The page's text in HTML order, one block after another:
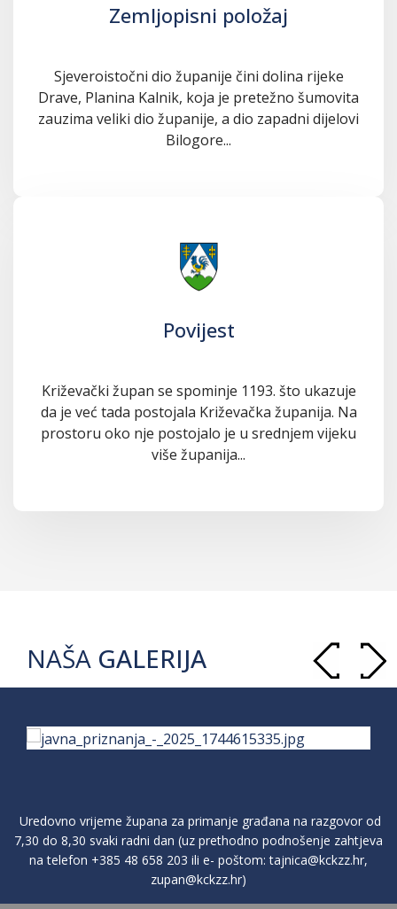
Zemljopisni položaj
Sjeveroistočni dio županije čini dolina rijeke
Drave, Planina Kalnik, koja je pretežno šumovita
zauzima veliki dio županije, a dio zapadni dijelovi
Bilogore...
Povijest
Križevački župan se spominje 1193. što ukazuje
da je već tada postojala Križevačka županija. Na
prostoru oko nje postojalo je u srednjem vijeku
više županija...
NAŠA GALERIJA
Uredovno vrijeme župana za primanje građana na razgovor od
7,30 do 8,30 svaki radni dan (uz prethodno podnošenje zahtjeva
na telefon +385 48 658 203 ili e- poštom:tajnica@kckzz.hr,
zupan@kckzz.hr)